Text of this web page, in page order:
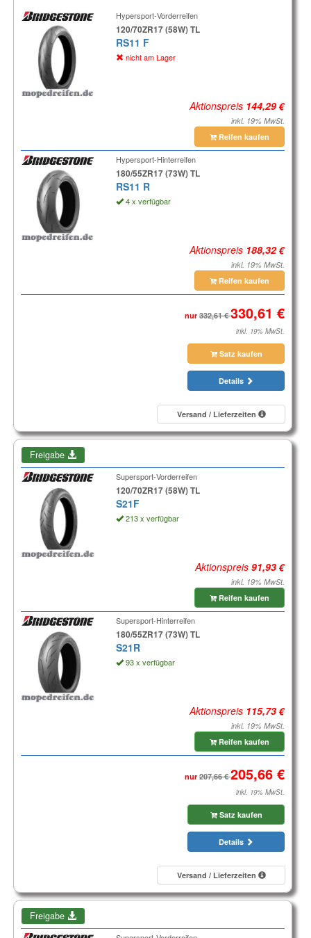
Hypersport-Vorderreifen
120/70ZR17 (58W) TL
RS11 F
nicht am Lager
Aktionspreis
inkl. 19% MwSt.
Reifen kaufen
Hypersport-Hinterreifen
180/55ZR17 (73W) TL
RS11 R
4 x verfügbar
Aktionspreis
inkl. 19% MwSt.
Reifen kaufen
nur
inkl. 19% MwSt.
Satz kaufen
Details
Versand / Lieferzeiten
Freigabe
Supersport-Vorderreifen
120/70ZR17 (58W) TL
S21F
213 x verfügbar
Aktionspreis
inkl. 19% MwSt.
Reifen kaufen
Supersport-Hinterreifen
180/55ZR17 (73W) TL
S21R
93 x verfügbar
Aktionspreis
inkl. 19% MwSt.
Reifen kaufen
nur
inkl. 19% MwSt.
Satz kaufen
Details
Versand / Lieferzeiten
Freigabe